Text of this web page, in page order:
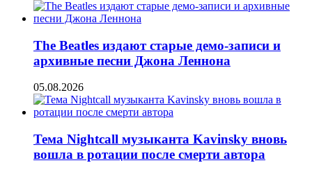
The Beatles издают старые демо-записи и
архивные песни Джона Леннона
05.08.2026
Тема Nightcall музыканта Kavinsky вновь
вошла в ротации после смерти автора